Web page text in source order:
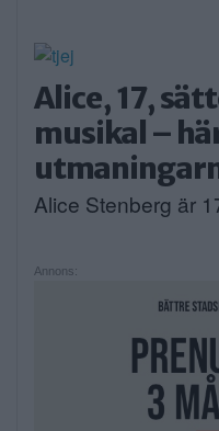
Alice, 17,
musikal –
Alice Stenberg är
Annons: